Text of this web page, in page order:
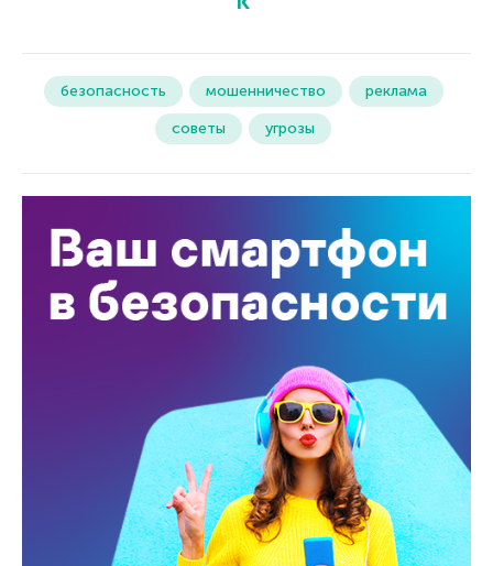
безопасность мошенничество
реклама
советы
угрозы